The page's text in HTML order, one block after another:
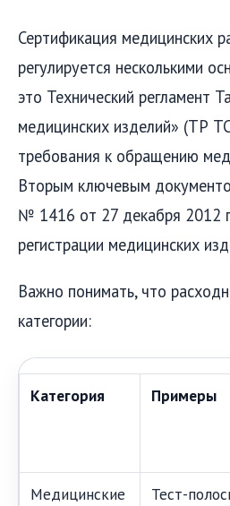
Сертификация медицинских
регулируется несколькими
это Технический регламент
медицинских изделий» (ТР
требования к обращению
Вторым ключевым
№ 1416 от 27 декабря 2012
регистрации медицинских
Важно понимать, что
категории:
Категория Примеры
Медицинские
Тест-